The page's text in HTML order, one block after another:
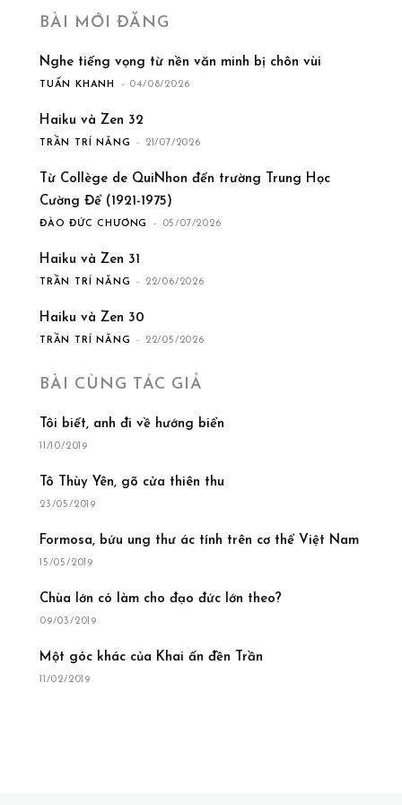
BÀI MỚI ĐĂNG
Nghe tiếng vọng từ nền văn minh bị chôn vùi
TUẤN KHANH - 04/08/2026
Haiku và Zen 32
TRẦN TRÍ NĂNG - 21/07/2026
Từ Collège de QuiNhon đến trường Trung Học
Cường Để (1921-1975)
ĐÀO ĐỨC CHƯƠNG - 05/07/2026
Haiku và Zen 31
TRẦN TRÍ NĂNG - 22/06/2026
Haiku và Zen 30
TRẦN TRÍ NĂNG - 22/05/2026
BÀI CÙNG TÁC GIẢ
Tôi biết, anh đi về hướng biển
11/10/2019
Tô Thùy Yên, gõ cửa thiên thu
23/05/2019
Formosa, bứu ung thư ác tính trên cơ thể Việt Nam
15/05/2019
Chùa lớn có làm cho đạo đức lớn theo?
09/03/2019
Một góc khác của Khai ấn đền Trần
11/02/2019